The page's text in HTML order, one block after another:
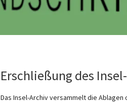
Erschließung des
Das Insel-Archiv versammelt die